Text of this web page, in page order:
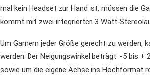
mal kein Headset zur Hand ist, müssen die
kommt mit zwei integrierten 3 Watt-
Um Gamern jeder Größe gerecht zu werden,
werden: Der Neigungswinkel beträgt -5 bis +
sowie um die eigene Achse ins Hochformat